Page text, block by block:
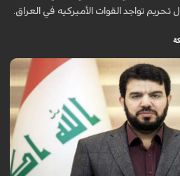
تحريم تواجد القوات الأميركيه في العراق.